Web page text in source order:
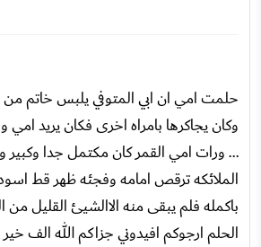
حلمت امي ان ابي المتوفي يلبس خاتم
وكان يجاكرها بامراه اخرى فكان يريد امي
... ورات امي القمر كان مكتمل جدا وكبير
الملائكه ترقص امامه وفجئه ظهر قط
باكمله فلم يبقى منه الاالشيئ القليل
الحلم ارجوكم افيدوني جزاكم الله الف خير